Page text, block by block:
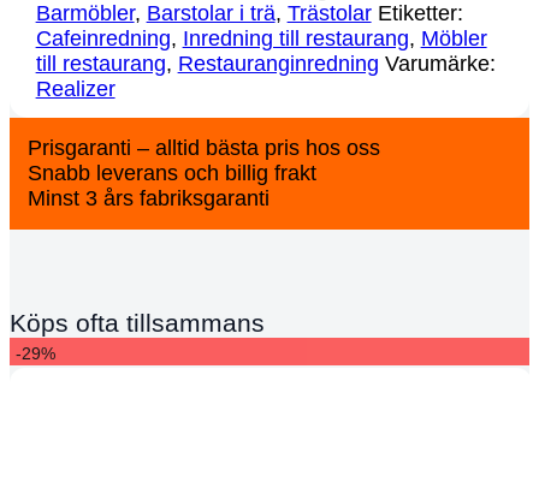
Barmöbler, Barstolar i trä, Trästolar Etiketter:
Cafeinredning, Inredning till restaurang, Möbler
till restaurang, Restauranginredning Varumärke:
Realizer
Prisgaranti – alltid bästa pris hos oss
Snabb leverans och billig frakt
Minst 3 års fabriksgaranti
Köps ofta tillsammans
-29%